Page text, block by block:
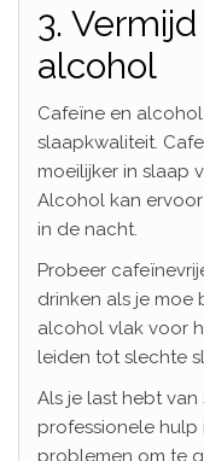
3.
alcohol
Cafeïne en
slaapkwaliteit.
moeilijker in slaap
Alcohol kan
in de nacht.
Probeer
drinken als je moe
alcohol vlak voor
leiden tot slechte
Als je last hebt
professionele hulp
problemen om te